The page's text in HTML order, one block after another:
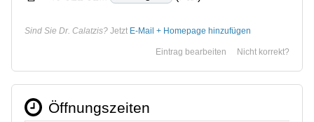
Sind Sie Dr. Calatzis? Jetzt E-Mail + Homepage hinzufügen
Nicht korrekt?
Eintrag bearbeiten
Öffnungszeiten